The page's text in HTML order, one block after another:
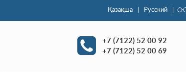
Қазақша Русский
+7 (7122) 52 00 92
+7 (7122) 52 00 69